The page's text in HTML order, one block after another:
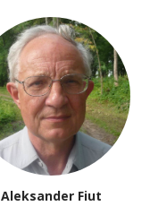
Aleksander Fiut